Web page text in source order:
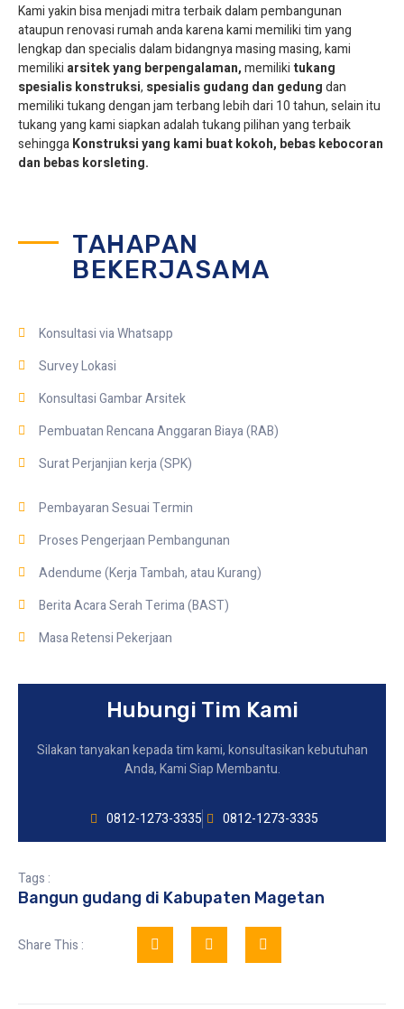
Kami yakin bisa menjadi mitra terbaik dalam pembangunan
ataupun renovasi rumah anda karena kami memiliki tim yang
lengkap dan specialis dalam bidangnya masing masing, kami
memiliki arsitek yang berpengalaman,memiliki tukang
spesialiskonstruksi, spesialis gudang dan gedungdan
memiliki tukang dengan jam terbang lebih dari 10 tahun, selain itu
tukang yang kami siapkan adalah tukang pilihan yang terbaik
sehinggaKonstruksi yang kami buat kokoh, bebas kebocoran
dan bebas korsleting.
TAHAPAN
BEKERJASAMA
Konsultasi via Whatsapp
Survey Lokasi
Konsultasi Gambar Arsitek
Pembuatan Rencana Anggaran Biaya (RAB)
Surat Perjanjian kerja (SPK)
Pembayaran Sesuai Termin
Proses Pengerjaan Pembangunan
Adendume (Kerja Tambah, atau Kurang)
Berita Acara Serah Terima (BAST)
Masa Retensi Pekerjaan
Hubungi Tim Kami
Silakan tanyakan kepada tim kami, konsultasikan kebutuhan
Anda, Kami Siap Membantu.
0812-1273-3335 0812-1273-3335
Tags :
Bangun gudang di Kabupaten Magetan
Share This :